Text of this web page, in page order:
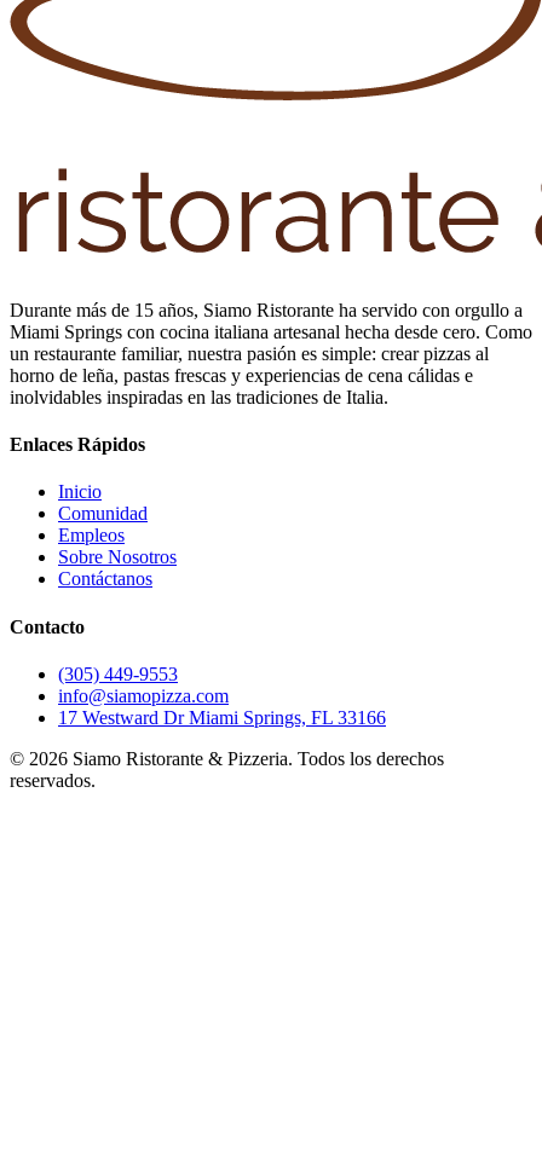
Durante más de 15 años, Siamo Ristorante ha servido con orgullo a
Miami Springs con cocina italiana artesanal hecha desde cero. Como
un restaurante familiar, nuestra pasión es simple: crear pizzas al
horno de leña, pastas frescas y experiencias de cena cálidas e
inolvidables inspiradas en las tradiciones de Italia.
Enlaces Rápidos
Inicio
Comunidad
Empleos
Sobre Nosotros
Contáctanos
Contacto
(305) 449-9553
info@siamopizza.com
17 Westward Dr Miami Springs, FL 33166
© 2026 Siamo Ristorante & Pizzeria. Todos los derechos
reservados.